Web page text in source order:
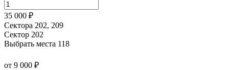
35 000 ₽
Сектора 202, 209
Сектор 202
Выбрать места 118
от 9 000 ₽